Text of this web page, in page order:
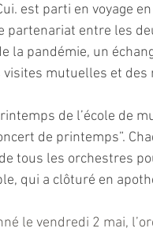
est parti en voyage
partenariat entre les
la pandémie, un
visites mutuelles et
de l’école de
de printemps”.
tous les orchestres
qui a clôturé en
le vendredi 2 mai,